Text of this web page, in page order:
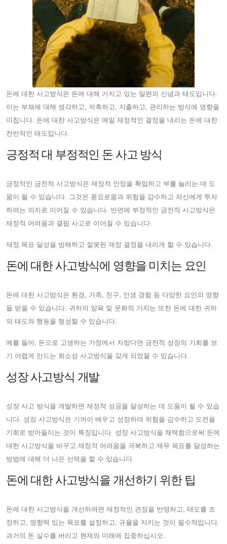
돈에 대한 사고방식은 돈에 대해 가지고 있는 일련의 신념과 태도입니다.
이는 부채에 대해 생각하고, 저축하고, 지출하고, 관리하는 방식에 영향을
미칩니다. 돈에 대한 사고방식은 매일 재정적인 결정을 내리는 돈에 대한
전반적인 태도입니다.
긍정적 대 부정적인 돈 사고 방식
긍정적인 금전적 사고방식은 재정적 안정을 확립하고 부를 늘리는 데 도
움이 될 수 있습니다. 그것은 풍요로움과 위험을 감수하고 자신에게 투자
하려는 의지로 이어질 수 있습니다. 반면에 부정적인 금전적 사고방식은
재정적 어려움과 결핍 사고로 이어질 수 있습니다.
재정 목표 달성을 방해하고 잘못된 재정 결정을 내리게 할 수 있습니다.
돈에 대한 사고방식에 영향을 미치는 요인
돈에 대한 사고방식은 환경, 가족, 친구, 인생 경험 등 다양한 요인의 영향
을 받을 수 있습니다. 귀하의 양육 및 문화적 가치는 또한 돈에 대한 귀하
의 태도와 행동을 형성할 수 있습니다.
예를 들어, 돈으로 고생하는 가정에서 자랐다면 금전적 성장의 기회를 보
기 어렵게 만드는 희소성 사고방식을 갖게 되었을 수 있습니다.
성장 사고방식 개발
성장 사고 방식을 개발하면 재정적 성공을 달성하는 데 도움이 될 수 있습
니다. 성장 사고방식은 기꺼이 배우고 성장하며 위험을 감수하고 도전을
기회로 받아들이는 것이 특징입니다. 성장 사고방식을 채택함으로써 돈에
대한 사고방식을 바꾸고 재정적 어려움을 극복하고 재무 목표를 달성하는
방법에 대해 더 나은 선택을 할 수 있습니다.
돈에 대한 사고방식을 개선하기 위한 팁
돈에 대한 사고방식을 개선하려면 재정적인 관점을 반영하고, 태도를 조
정하고, 영향력 있는 목표를 설정하고, 규율을 지키는 것이 필수적입니다.
과거의 돈 실수를 버리고 현재와 미래에 집중하십시오.